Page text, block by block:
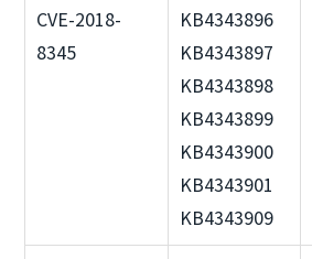
CVE-2018-
8345
KB4343896
KB4343897
KB4343898
KB4343899
KB4343900
KB4343901
KB4343909